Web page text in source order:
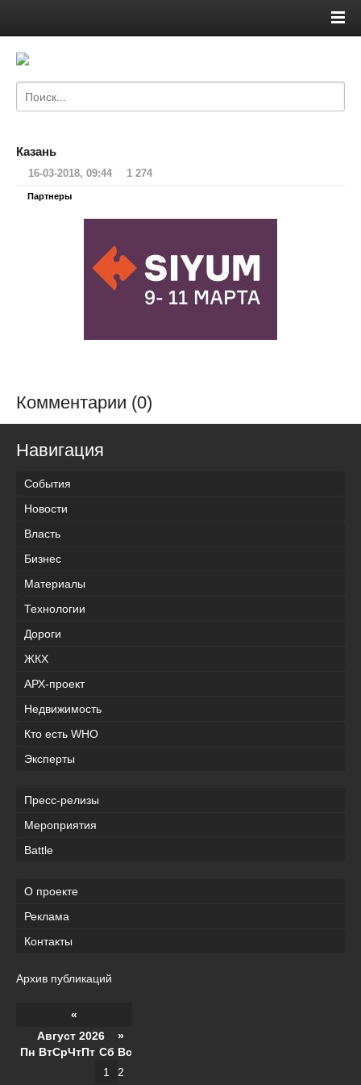
Казань
16-03-2018, 09:44 1 274
Партнеры
Комментарии (0)
Навигация
События
Новости
Власть
Бизнес
Материалы
Технологии
Дороги
ЖКХ
АРХ-проект
Недвижимость
Кто есть WHO
Эксперты
Пресс-релизы
Мероприятия
Battle
О проекте
Реклама
Контакты
Архив публикаций
«
Август 2026 »
Пн ВтСрЧтПт Сб Вс
1
2